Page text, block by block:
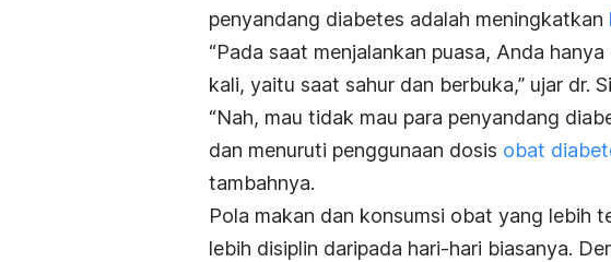
penyandang diabetes adalah meningkatkan
“Pada saat menjalankan puasa, Anda
kali, yaitu saat sahur dan berbuka,” ujar dr.
“Nah, mau tidak mau para penyandang
dan menuruti penggunaan dosis obat
tambahnya.
Pola makan dan konsumsi obat yang lebih
lebih disiplin daripada hari-hari biasanya.